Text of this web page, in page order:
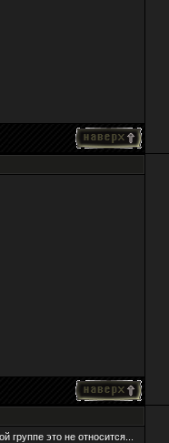
группе это не относится...